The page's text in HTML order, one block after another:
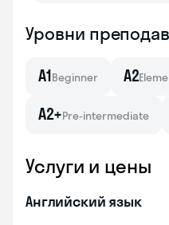
Уровни
A1Beginner A2
A2+Pre-intermediate
Услуги и цены
Английский язык